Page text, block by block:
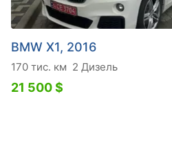
BMW X1, 2016
170 тис. км 2 Дизель
21 500 $